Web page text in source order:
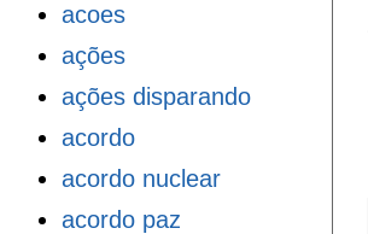
acoes
ações
ações disparando
acordo
acordo nuclear
acordo paz